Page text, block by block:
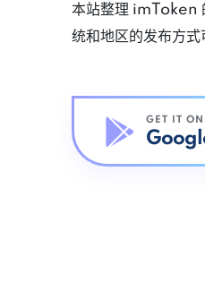
本站整理 imToken
统和地区的发布方式
GET IT ON